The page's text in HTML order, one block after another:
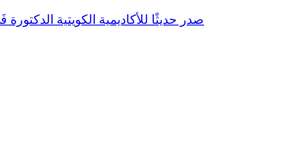
صدر حديثًا للأكاديمية الكويتية